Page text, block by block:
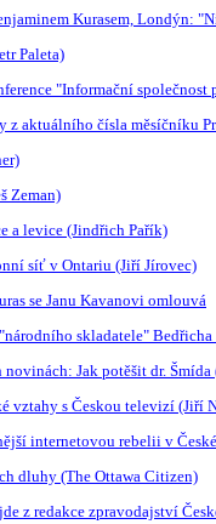
Kurasem, Londýn:
Paleta)
"Informační
z aktuálního čísla měsíčníku
Zeman)
a levice (Jindřich Pařík)
síť v Ontariu (Jiří Jírovec)
se Janu Kavanovi omlouvá
skladatele"
Jak potěšit dr. Šmída
vztahy s Českou televizí (Jiří
internetovou rebelii v
dluhy (The Ottawa Citizen)
z redakce zpravodajství